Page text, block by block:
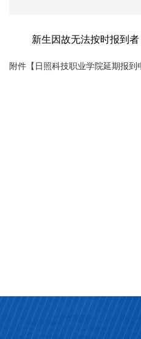
新生因故无法按时报到
附件【 日照科技职业学院延期报到